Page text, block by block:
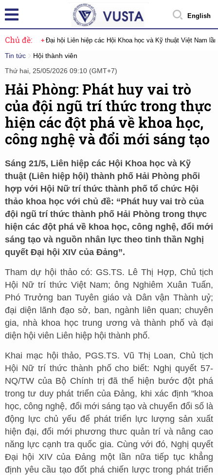
English
Chủ đề: Đại hội Liên hiệp các Hội Khoa học và Kỹ thuật Việt Nam
Tin tức
Hội thành viên
Thứ hai, 25/05/2026 09:10 (GMT+7)
Hải Phòng: Phát huy vai trò
của đội ngũ trí thức trong thực
hiện các đột phá về khoa học,
công nghệ và đổi mới sáng tạo
Sáng 21/5, Liên hiệp các Hội Khoa học và Kỹ
thuật (Liên hiệp hội) thành phố Hải Phòng phối
hợp với Hội Nữ trí thức thành phố tổ chức Hội
thảo khoa học với chủ đề: “Phát huy vai trò của
đội ngũ trí thức thành phố Hải Phòng trong thực
hiện các đột phá về khoa học, công nghệ, đổi mới
sáng tạo và nguồn nhân lực theo tinh thần Nghị
quyết Đại hội XIV của Đảng”.
Tham dự hội thảo có: GS.TS. Lê Thị Hợp, Chủ tịch
Hội Nữ trí thức Việt Nam; ông Nghiêm Xuân Tuấn,
Phó Trưởng ban Tuyên giáo và Dân vận Thành uỷ;
đại diện lãnh đạo sở, ban, ngành liên quan; chuyên
gia, nhà khoa học trung ương và thành phố và đại
diện hội viên Liên hiệp hội thành phố.
Khai mạc hội thảo, PGS.TS. Vũ Thị Loan, Chủ tịch
Hội Nữ trí thức thành phố cho biết: Nghị quyết 57-
NQ/TW của Bộ Chính trị đã thể hiện bước đột phá
trong tư duy phát triển của Đảng, khi xác định "khoa
học, công nghệ, đổi mới sáng tạo và chuyển đổi số là
động lực chủ yếu để phát triển lực lượng sản xuất
hiện đại, đổi mới phương thưc quản trí và nâng cao
năng lực cạnh tra quốc gia. Cùng với đó, Nghị quyết
Đại hội XIV của Đảng một lần nữa tiếp tục khẳng
định yêu cầu tạo đốt phá chiến lược trong phát triển